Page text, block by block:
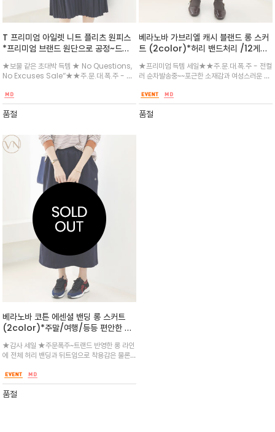
T 프리미엄 아일렛 니트 플리츠 원피스
*프리미엄 브랜드 원단으로 공정~드레
의 트윈 셋업
★보물 같은 초대박 득템 ★ No Questions,
No Excuses Sale”★★주.문.대.폭.주 - 순
넥 넥라인 아일렛 니트와 /슬립 드레스의 플리츠
를 더해 패미닌하고 고급스러움/부담없이 따로
또 같이 다양한 아이템
품절
베라노바 가브리엘 캐시 블랜드 롱 스커
트 (2color)*허리 밴드처리 /12게이
H라인과 A라인의 중간인 세미 플레어
핏으로 떨어져 걸을 때마다 우아한 실루
엣을 연출합니다.
★프리미엄 득템 세일★★주.문.대.폭.주 - 전컬
러 순차발송중~~포근한 소재감과 여성스러운 실
으로 떨어져 걸을 때마다 우아한 실루엣을 연출/
같은 소재의 니트와 함께 셋업룩 또는 데일리룩
을 완성
품절
베라노바 코튼 에센셜 밴딩 롱 스커트
(2color)*주말/여행/등등 편안한 어
반 스트리트 캐쥬얼 셋업 /여유있는 실
루엣의 솔리드 컬러 밴딩 스커트
★감사 세일 ★주문폭주~트랜드 반영한 롱 라인
에 전체 허리 밴딩과 뒤트임으로 착용감은 물론
~데일리~코지하게 편안하게 입는 캐쥬얼 무드 /
편안하면서도 멋스러운 데일리웨어
품절